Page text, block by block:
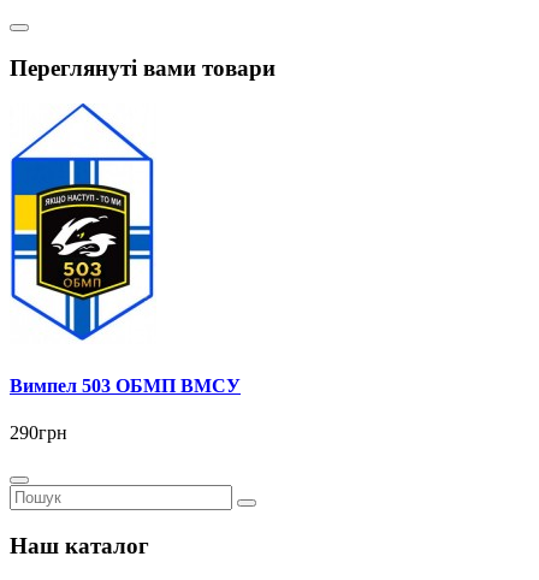
Переглянуті вами товари
Вимпел 503 ОБМП ВМСУ
290грн
Наш каталог